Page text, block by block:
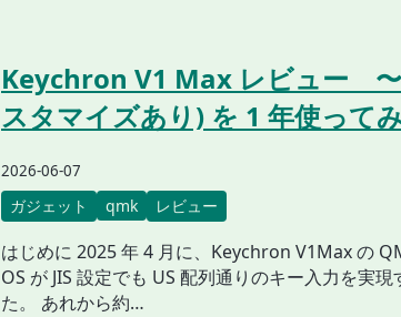
Keychron V1 Max レビュー
スタマイズあり) を 1 年使って
2026-06-07
ガジェット qmk レビュー
はじめに 2025 年 4 月に、Keychron V1Max の
OS が JIS 設定でも US 配列通りのキー入力を実
た。 あれから約…